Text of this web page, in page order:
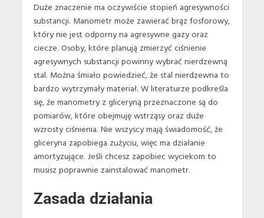
Duże znaczenie ma oczywiście stopień agresywności
substancji. Manometr może zawierać brąz fosforowy,
który nie jest odporny na agresywne gazy oraz
ciecze. Osoby, które planują zmierzyć ciśnienie
agresywnych substancji powinny wybrać nierdzewną
stal. Można śmiało powiedzieć, że stal nierdzewna to
bardzo wytrzymały materiał. W literaturze podkreśla
się, że manometry z gliceryną przeznaczone są do
pomiarów, które obejmuję wstrząsy oraz duże
wzrosty ciśnienia. Nie wszyscy mają świadomość, że
gliceryna zapobiega zużyciu, więc ma działanie
amortyzujące. Jeśli chcesz zapobiec wyciekom to
musisz poprawnie zainstalować manometr.
Zasada działania